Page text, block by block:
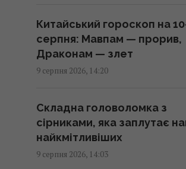
Випросила рецепт
корейськи у продавця на
готую їх просто так і на
14:05 неділя, 09 серпня 2026
Одеса вночі пережила
наймасштабніший удар за
час повномасштабної
Коваленко
Китайський гороскоп на
серпня: Мавпам — прорив,
Драконам — злет
9 серпня 2026, 14:20
Складна головоломка з
сірниками, яка заплутає
найкмітливіших
9 серпня 2026, 14:03